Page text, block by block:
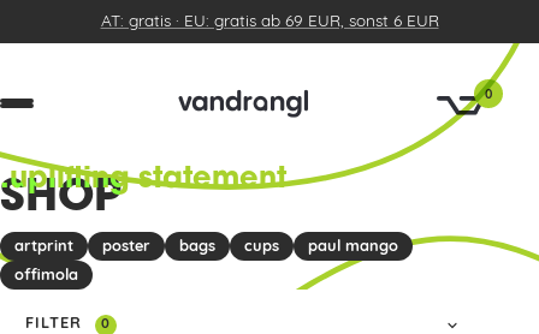
AT: gratis · EU: gratis ab 69 EUR, sonst 6 EUR
0
.uplifting statement
SHOP
artprint poster bags cups
paul mango
offimola
FILTER 0